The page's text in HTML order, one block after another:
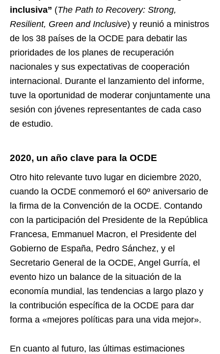
inclusiva” (The Path to Recovery: Strong,
Resilient, Green and Inclusive) y reunió a ministros
de los 38 países de la OCDE para debatir las
prioridades de los planes de recuperación
nacionales y sus expectativas de cooperación
internacional. Durante el lanzamiento del informe,
tuve la oportunidad de moderar conjuntamente una
sesión con jóvenes representantes de cada caso
de estudio.
2020, un año clave para la OCDE
Otro hito relevante tuvo lugar en diciembre 2020,
cuando la OCDE conmemoró el 60º aniversario de
la firma de la Convención de la OCDE. Contando
con la participación del Presidente de la República
Francesa, Emmanuel Macron, el Presidente del
Gobierno de España, Pedro Sánchez, y el
Secretario General de la OCDE, Angel Gurría, el
evento hizo un balance de la situación de la
economía mundial, las tendencias a largo plazo y
la contribución específica de la OCDE para dar
forma a «mejores políticas para una vida mejor».
En cuanto al futuro, las últimas estimaciones